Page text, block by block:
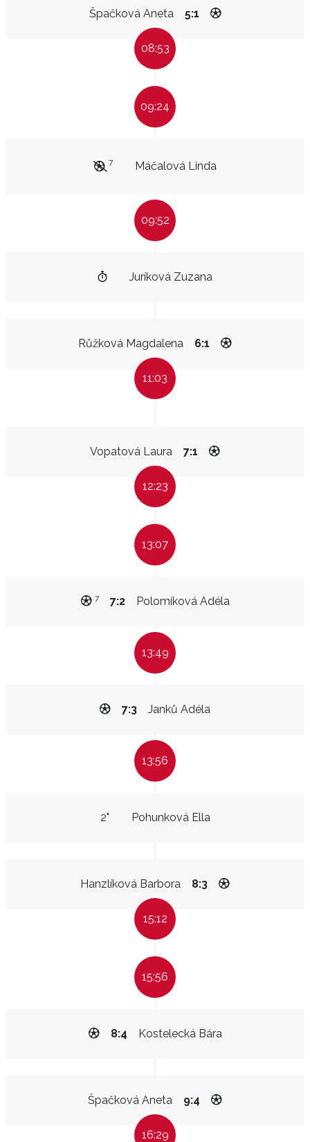
Špačková Aneta 5:1
08:53
09:24
Máčalová Linda
7
09:52
Juríková Zuzana
Růžková Magdalena 6:1
11:03
Vopatová Laura 7:1
12:23
13:07
Polomíková Adéla
7:2
7
13:49
Janků Adéla
7:3
13:56
Pohunková Ella
2"
Hanzlíková Barbora 8:3
15:12
15:56
Kostelecká Bára
8:4
Špačková Aneta 9:4
16:29